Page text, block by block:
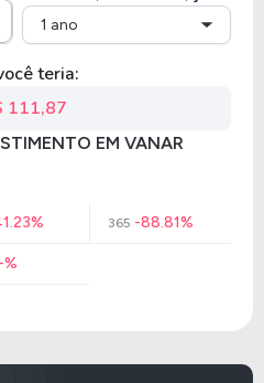
1 ano
teria:
111,87
EM VANAR
365 -88.81%
-%